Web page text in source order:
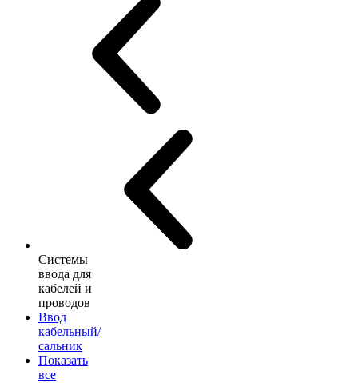
Системы
ввода для
кабелей и
проводов
Ввод
кабельный/
сальник
Показать
все